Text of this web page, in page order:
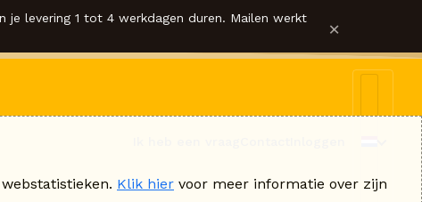
je levering 1 tot 4 werkdagen duren. Mailen werkt ×
Klik hier voor meer informatie over zijn